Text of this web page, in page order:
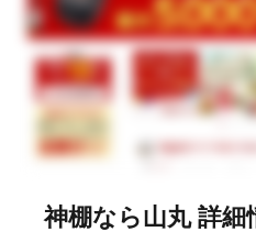
神棚なら山丸 詳細